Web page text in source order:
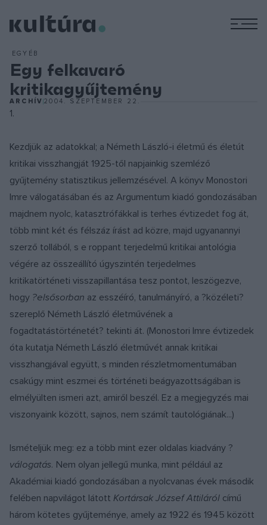
EGYÉB
Egy felkavaró
kritikagyűjtemény
ARCHÍV2004. SZEPTEMBER 22.
1.
Kezdjük az adatokkal; a Németh László-i életmű és életút
kritikai visszhangját 1925-től napjainkig szemléző
gyűjtemény statisztikus jellemzésével. A könyv Monostori
Imre válogatásában és az Argumentum kiadó gondozásában
majdnem nyolc, katasztrófákkal is terhes évtizedet fog át,
több mint két és félszáz írást ad közre, majd ugyanannyi
szerző tollából, s e roppant terjedelmű kritikai antológia
végére az összeállító úgyszintén terjedelmes
kritikatörténeti visszapillantása tesz pontot, leszögezve,
hogy ?elsősorban az esszéíró, tanulmányíró, a ?közéleti?
szereplő Németh László életművének a
fogadtatástörténetét? tekinti át. (Monostori Imre évtizedek
óta kutatja Németh László életművét annak kritikai
visszhangjával együtt, s minden részletmomentumában
csakúgy mint eszmei és történeti beágyazottságában is
elmélyülten ismeri azt, amiről beszél. Ez a megjegyzés mai
viszonyaink között, sajnos, nem számít tautológiának...)
Ismételjük meg: ez a több mint ezer oldalas kiadvány ?
válogatás. Nem olyan jellegű munka, mint például az
Akadémiai kiadó gondozásában a nyolcvanas évek második
felében napvilágot látott Kortársak József Attiláról című
három kötetes gyűjteménye, amely az 1922 és 1945 között